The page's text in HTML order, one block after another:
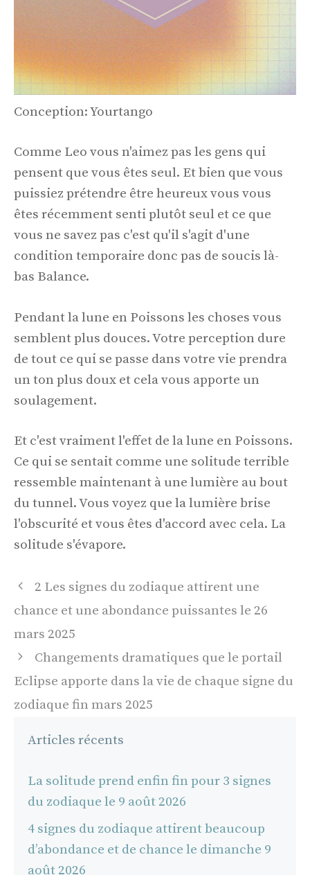
Conception: Yourtango
Comme Leo vous n'aimez pas les gens qui
pensent que vous êtes seul. Et bien que vous
puissiez prétendre être heureux vous vous
êtes récemment senti plutôt seul et ce que
vous ne savez pas c'est qu'il s'agit d'une
condition temporaire donc pas de soucis là-
bas Balance.
Pendant la lune en Poissons les choses vous
semblent plus douces. Votre perception dure
de tout ce qui se passe dans votre vie prendra
un ton plus doux et cela vous apporte un
soulagement.
Et c'est vraiment l'effet de la lune en Poissons.
Ce qui se sentait comme une solitude terrible
ressemble maintenant à une lumière au bout
du tunnel. Vous voyez que la lumière brise
l'obscurité et vous êtes d'accord avec cela. La
solitude s'évapore.
Navigation
des
2 Les signes du zodiaque attirent une
chance et une abondance puissantes le 26
mars 2025
Changements dramatiques que le portail
Eclipse apporte dans la vie de chaque signe du
zodiaque fin mars 2025
Articles récents
La solitude prend enfin fin pour 3 signes
du zodiaque le 9 août 2026
4 signes du zodiaque attirent beaucoup
d’abondance et de chance le dimanche 9
août 2026